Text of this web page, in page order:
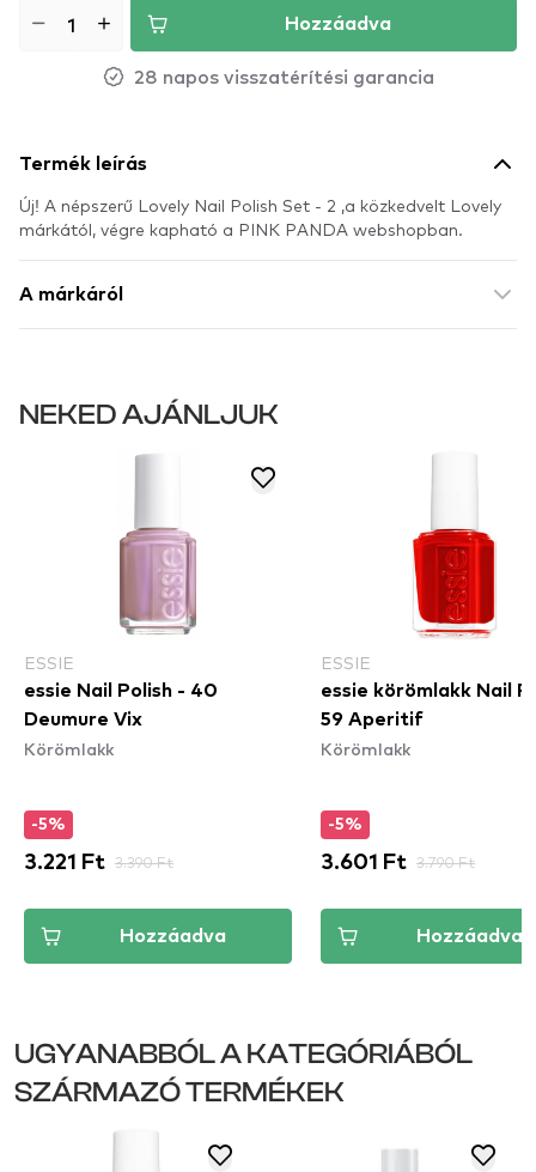
Hozzáadva
28 napos visszatérítési garancia
Termék leírás
Új! A népszerű Lovely Nail Polish Set - 2 ,a közkedvelt Lovely
márkától, végre kapható a PINK PANDA webshopban.
A márkáról
NEKED AJÁNLJUK
ESSIE
essie Nail Polish - 40
Deumure Vix
Körömlakk
-5%
3.221 Ft 3.390 Ft
Hozzáadva
ESSIE
essie körömlakk Nail
59 Aperitif
Körömlakk
-5%
3.601 Ft 3.790 Ft
Hozzáadva
UGYANABBÓL A KATEGÓRIÁBÓL
SZÁRMAZÓ TERMÉKEK